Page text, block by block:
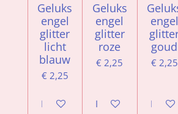
Geluks
engel
glitter
licht
blauw
€ 2,25
In winkelwagen
Geluks
engel
glitter
roze
€ 2,25
In winkelwagen
engel
goud
€ 2,25
In